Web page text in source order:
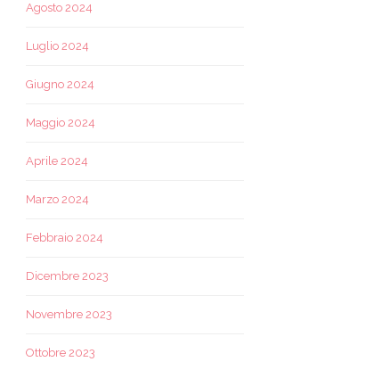
Agosto 2024
Luglio 2024
Giugno 2024
Maggio 2024
Aprile 2024
Marzo 2024
Febbraio 2024
Dicembre 2023
Novembre 2023
Ottobre 2023